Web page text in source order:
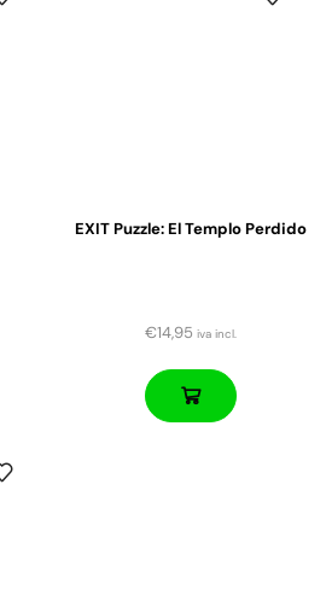
EXIT Puzzle: El Templo Perdido
€14,95 iva incl.